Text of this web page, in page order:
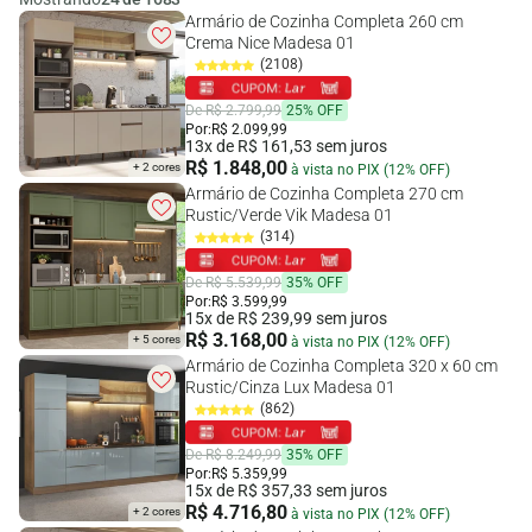
+ 2 cores
Armário de Cozinha Completa 260 cm
Crema Nice Madesa 01
(2108)
De R$ 2.799,99 25% OFF
Por: R$ 2.099,99
13x de R$ 161,53 sem juros
R$ 1.848,00 à vista no PIX (12% OFF)
+ 5 cores
Armário de Cozinha Completa 270 cm
Rustic/Verde Vik Madesa 01
(314)
De R$ 5.539,99 35% OFF
Por: R$ 3.599,99
15x de R$ 239,99 sem juros
R$ 3.168,00 à vista no PIX (12% OFF)
+ 2 cores
Armário de Cozinha Completa 320 x 60 cm
Rustic/Cinza Lux Madesa 01
(862)
De R$ 8.249,99 35% OFF
Por: R$ 5.359,99
15x de R$ 357,33 sem juros
R$ 4.716,80 à vista no PIX (12% OFF)